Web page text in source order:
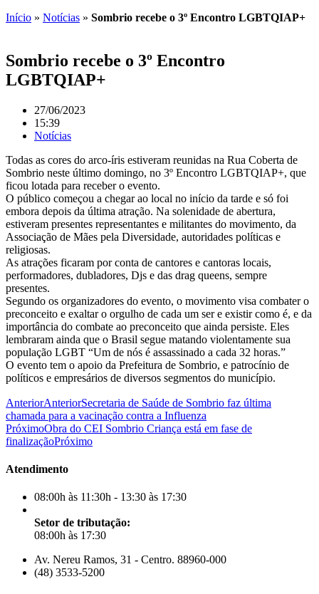
Início » Notícias » Sombrio recebe o 3º Encontro LGBTQIAP+
Sombrio recebe o 3º Encontro
LGBTQIAP+
27/06/2023
15:39
Notícias
Todas as cores do arco-íris estiveram reunidas na Rua Coberta de
Sombrio neste último domingo, no 3º Encontro LGBTQIAP+, que
ficou lotada para receber o evento.
O público começou a chegar ao local no início da tarde e só foi
embora depois da última atração. Na solenidade de abertura,
estiveram presentes representantes e militantes do movimento, da
Associação de Mães pela Diversidade, autoridades políticas e
religiosas.
As atrações ficaram por conta de cantores e cantoras locais,
performadores, dubladores, Djs e das drag queens, sempre
presentes.
Segundo os organizadores do evento, o movimento visa combater o
preconceito e exaltar o orgulho de cada um ser e existir como é, e da
importância do combate ao preconceito que ainda persiste. Eles
lembraram ainda que o Brasil segue matando violentamente sua
população LGBT “Um de nós é assassinado a cada 32 horas.”
O evento tem o apoio da Prefeitura de Sombrio, e patrocínio de
políticos e empresários de diversos segmentos do município.
AnteriorAnteriorSecretaria de Saúde de Sombrio faz última
chamada para a vacinação contra a Influenza
PróximoObra do CEI Sombrio Criança está em fase de
finalizaçãoPróximo
Atendimento
08:00h às 11:30h - 13:30 às 17:30
Setor de tributação:
08:00h às 17:30
Av. Nereu Ramos, 31 - Centro. 88960-000
(48) 3533-5200